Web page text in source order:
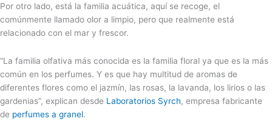
Por otro lado, está la familia acuática, aquí se recoge, el
comúnmente llamado olor a limpio, pero que realmente está
relacionado con el mar y frescor.
“La familia olfativa más conocida es la familia floral ya que es la más
común en los perfumes. Y es que hay multitud de aromas de
diferentes flores como el jazmín, las rosas, la lavanda, los lirios o las
gardenias”, explican desde Laboratorios Syrch, empresa fabricante
de perfumes a granel.